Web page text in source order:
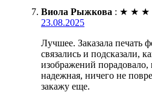
Виола Рыжкова : ★ ★ ★
23.08.2025
Лучшее. Заказала печать
связались и подсказали,
изображений порадовало,
надежная, ничего не
закажу еще.